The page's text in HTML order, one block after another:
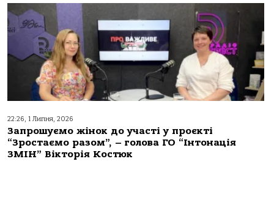
22:26, 1 Липня, 2026
Запрошуємо жінок до участі у проєкті
“Зростаємо разом”, – голова ГО “Інтонація
ЗМІН” Вікторія Костюк